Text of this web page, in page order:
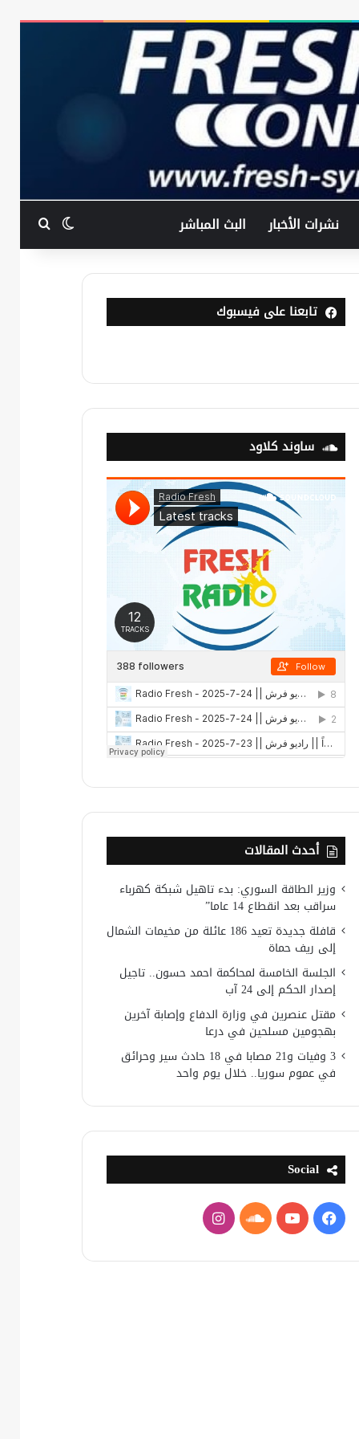
نشرات الأخبار البث المباشر الوضعبحث
تابعنا على فيسبوك
ساوند كلاود
أحدث المقالات
وزير الطاقة السوري: بدء تاهيل شبكة كهرباء
سراقب بعد انقطاع 14 عاما”
قافلة جديدة تعيد 186 عائلة من مخيمات الشمال
إلى ريف حماة
الجلسة الخامسة لمحاكمة احمد حسون.. تاجيل
إصدار الحكم إلى 24 آب
مقتل عنصرين في وزارة الدفاع وإصابة آخرين
بهجومين مسلحين في درعا
3 وفيات و21 مصابا في 18 حادث سير وحرائق
في عموم سوريا.. خلال يوم واحد
Social
فيسبوكيوتيوبساوندانستقرام